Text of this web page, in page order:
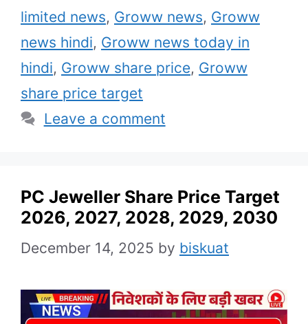
limited news, Groww news, Groww
news hindi, Groww news today in
hindi, Groww share price, Groww
share price target
Leave a comment
PC Jeweller Share Price Target
2026, 2027, 2028, 2029, 2030
December 14, 2025 by biskuat